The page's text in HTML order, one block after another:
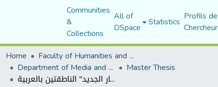
Communities
&
Collections
All of
DSpace Statistics Profils
Home
Faculty of Humanities and Social Sciences
Department of Media and Communication Studies Master Thesis
الصحافة المكتوبة الجزائرية والقضايا البيئية دراسة تحليلية لمضمون يوميتي " الخبر" النهار الجديد" الناطقتين بالعربية